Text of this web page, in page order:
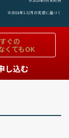
※2024年1-12月の実績に基づく
ぐの
くてもOK
し込む